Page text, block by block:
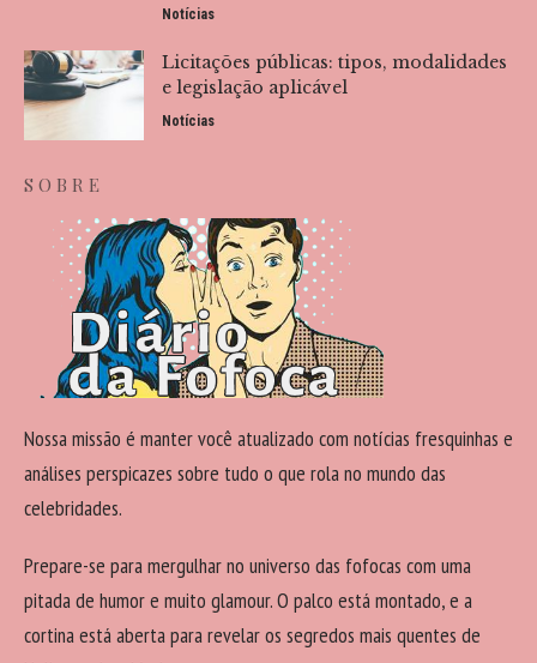
Notícias
Licitações públicas: tipos, modalidades
e legislação aplicável
Notícias
SOBRE
Nossa missão é manter você atualizado com notícias fresquinhas e
análises perspicazes sobre tudo o que rola no mundo das
celebridades.
Prepare-se para mergulhar no universo das fofocas com uma
pitada de humor e muito glamour. O palco está montado, e a
cortina está aberta para revelar os segredos mais quentes de